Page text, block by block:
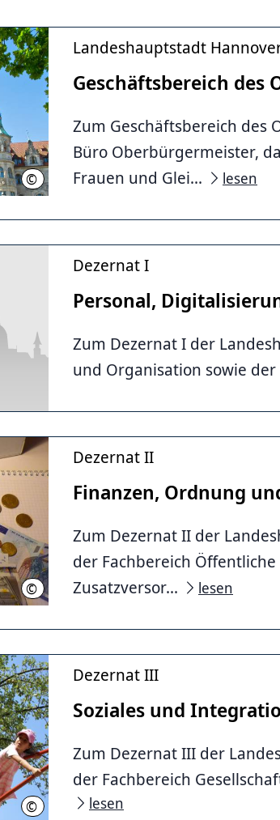
© LHH
Landeshauptstadt
Geschäftsbereich des
Zum Geschäftsbereich des
Büro Oberbürgermeister,
Frauen und Glei...
lesen
Dezernat I
Personal,
Zum Dezernat I der
und Organisation sowie der
© LHH
Dezernat II
Finanzen, Ordnung
Zum Dezernat II der
der Fachbereich
Zusatzversor...
lesen
© LHH
Dezernat III
Soziales und
Zum Dezernat III der
der Fachbereich
lesen